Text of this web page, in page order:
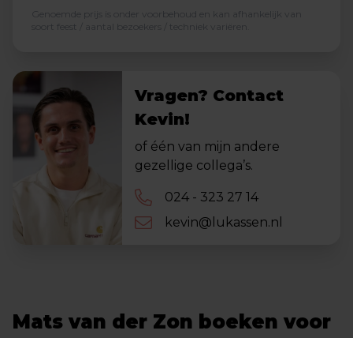
Genoemde prijs is onder voorbehoud en kan afhankelijk van
soort feest / aantal bezoekers / techniek variëren.
Vragen? Contact
Kevin!
of één van mijn andere
gezellige collega’s.
024 - 323 27 14
kevin@lukassen.nl
Mats van der Zon boeken voor